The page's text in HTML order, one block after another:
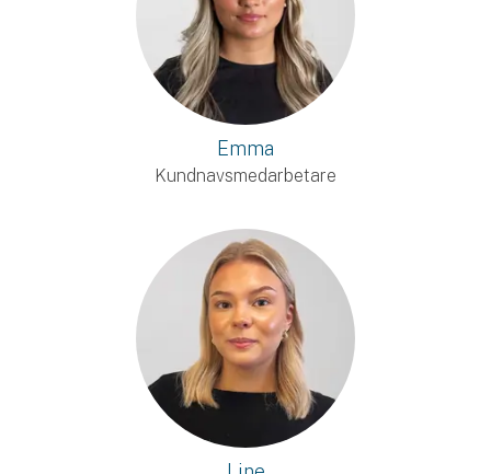
Emma
Kundnavsmedarbetare